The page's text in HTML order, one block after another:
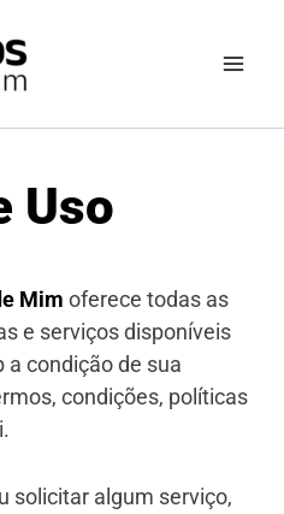
Uso
Mim oferece todas as
e serviços disponíveis
a condição de sua
condições, políticas
solicitar algum serviço,